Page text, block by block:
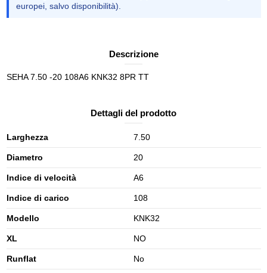
europei, salvo disponibilità).
Descrizione
SEHA 7.50 -20 108A6 KNK32 8PR TT
Dettagli del prodotto
Larghezza 7.50
Diametro 20
Indice di velocità A6
Indice di carico 108
Modello KNK32
XL NO
Runflat No